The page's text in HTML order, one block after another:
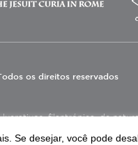
os direitos reservados
filantrópica, de
Se desejar, você pode